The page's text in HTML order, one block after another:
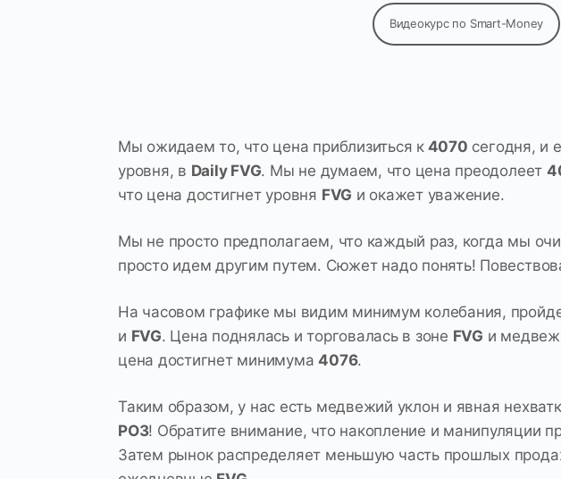
Видеокурс по Smart-Money
Мы ожидаем то, что цена приблизиться к4070 сегодня, и
уровня, в Daily FVG. Мы не думаем, что цена преодолеет
что цена достигнет уровня FVG и окажет уважение.
Мы не просто предполагаем, что каждый раз, когда мы
просто идем другим путем. Сюжет надо понять!
На часовом графике мы видим минимум колебания,
и FVG. Цена поднялась и торговалась в зоне FVG и
цена достигнет минимума4076.
Таким образом, у нас есть медвежий уклон и явная
PO3! Обратите внимание, что накопление и манипуляции
Затем рынок распределяет меньшую часть прошлых